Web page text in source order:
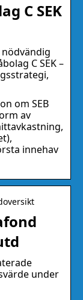
C SEK
C SEK –
om SEB
av
innehav
under